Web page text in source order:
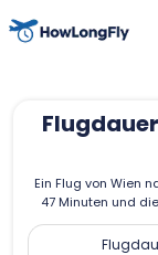
Ein Flug von Wien
47 Minuten und